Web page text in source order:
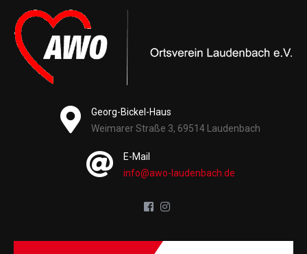
Georg-Bickel-Haus
Weimarer Straße 3, 69514 Laudenbach
E-Mail
info@awo-laudenbach.de